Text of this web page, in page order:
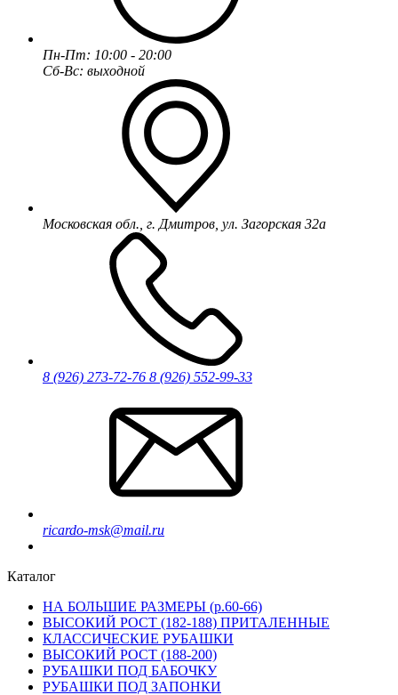
Пн-Пт: 10:00 - 20:00
Сб-Вс: выходной
Московская обл., г. Дмитров, ул. Загорская 32а
8 (926) 273-72-76 8 (926) 552-99-33
ricardo-msk@mail.ru
Каталог
НА БОЛЬШИЕ РАЗМЕРЫ (р.60-66)
ВЫСОКИЙ РОСТ (182-188) ПРИТАЛЕННЫЕ
КЛАССИЧЕСКИЕ РУБАШКИ
ВЫСОКИЙ РОСТ (188-200)
РУБАШКИ ПОД БАБОЧКУ
РУБАШКИ ПОД ЗАПОНКИ